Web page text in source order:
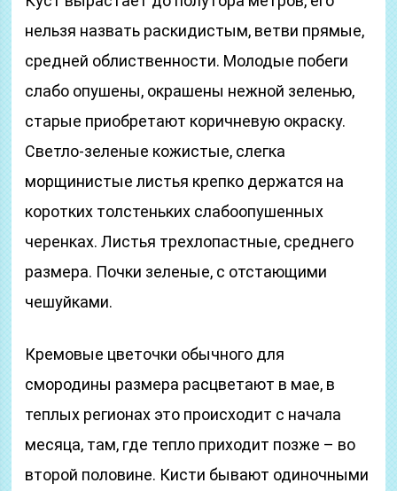
нельзя назвать раскидистым, ветви прямые,
средней облиственности. Молодые побеги
слабо опушены, окрашены нежной зеленью,
старые приобретают коричневую окраску.
Светло-зеленые кожистые, слегка
морщинистые листья крепко держатся на
коротких толстеньких слабоопушенных
черенках. Листья трехлопастные, среднего
размера. Почки зеленые, с отстающими
чешуйками.
Кремовые цветочки обычного для
смородины размера расцветают в мае, в
теплых регионах это происходит с начала
месяца, там, где тепло приходит позже – во
второй половине. Кисти бывают одиночными